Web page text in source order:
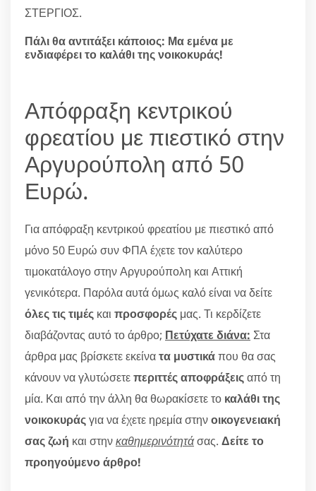
ΣΤΕΡΓΙΟΣ.
Πάλι θα αντιτάξει κάποιος: Μα εμένα με
ενδιαφέρει το καλάθι της νοικοκυράς!
Απόφραξη κεντρικού
φρεατίου με πιεστικό στην
Αργυρούπολη από 50
Ευρώ.
Για απόφραξη κεντρικού φρεατίου με πιεστικό από
μόνο 50 Ευρώ συν ΦΠΑ έχετε τον καλύτερο
τιμοκατάλογο στην Αργυρούπολη και Αττική
γενικότερα. Παρόλα αυτά όμως καλό είναι να δείτε
όλες τις τιμές και προσφορές μας. Τι κερδίζετε
διαβάζοντας αυτό το άρθρο; Πετύχατε διάνα: Στα
άρθρα μας βρίσκετε εκείνατα μυστικάπου θα σας
κάνουν να γλυτώσετεπεριττές αποφράξειςαπό τη
μία. Και από την άλλη θα θωρακίσετε το καλάθι της
νοικοκυράςγια να έχετε ηρεμία στηνοικογενειακή
σας ζωή και στηνκαθημερινότητάσας. Δείτε το
προηγούμενο άρθρο!